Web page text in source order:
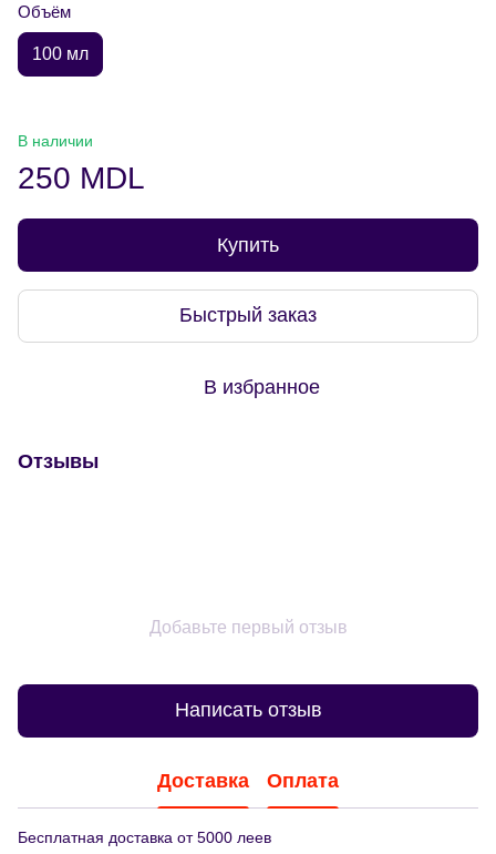
Объём
100 мл
В наличии
250 MDL
Купить
Быстрый заказ
В избранное
Отзывы
Добавьте первый отзыв
Написать отзыв
Доставка Оплата
Бесплатная доставка от 5000 леев